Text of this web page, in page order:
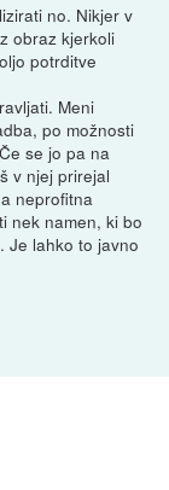
no. Nikjer v
obraz kjerkoli
potrditve
Meni
po možnosti
se jo pa na
v njej prirejal
neprofitna
nek namen, ki bo
Je lahko to javno